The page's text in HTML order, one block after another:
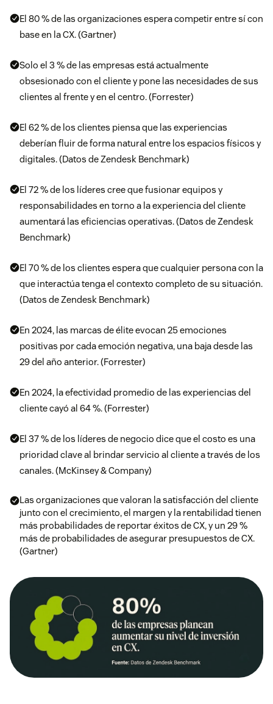
El 80 % de las organizaciones espera competir entre sí con
base en la CX. (Gartner)
Solo el 3 % de las empresas está actualmente
obsesionado con el cliente y pone las necesidades de sus
clientes al frente y en el centro. (Forrester)
El 62 % de los clientes piensa que las experiencias
deberían fluir de forma natural entre los espacios físicos y
digitales. (Datos de Zendesk Benchmark)
El 72 % de los líderes cree que fusionar equipos y
responsabilidades en torno a la experiencia del cliente
aumentará las eficiencias operativas. (Datos de Zendesk
Benchmark)
El 70 % de los clientes espera que cualquier persona con la
que interactúa tenga el contexto completo de su situación.
(Datos de Zendesk Benchmark)
En 2024, las marcas de élite evocan 25 emociones
positivas por cada emoción negativa, una baja desde las
29 del año anterior. (Forrester)
En 2024, la efectividad promedio de las experiencias del
cliente cayó al 64 %. (Forrester)
El 37 % de los líderes de negocio dice que el costo es una
prioridad clave al brindar servicio al cliente a través de los
canales. (McKinsey & Company)
Las organizaciones que valoran la satisfacción del cliente
junto con el crecimiento, el margen y la rentabilidad tienen
más probabilidades de reportar éxitos de CX, y un 29 %
más de probabilidades de asegurar presupuestos de CX.
(Gartner)